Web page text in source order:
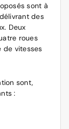
sont à
des
Deux
roues
de vitesses
sont,
: